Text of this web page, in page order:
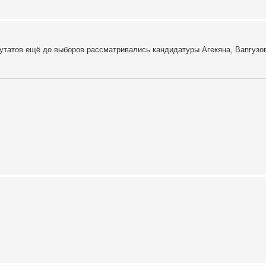
ещё до выборов рассматривались кандидатуры Агекяна,